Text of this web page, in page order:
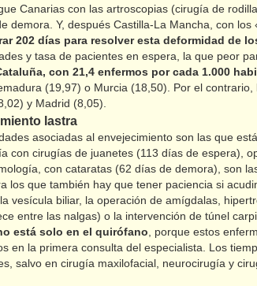
Canarias con las artroscopias (cirugía de
demora. Y, después Castilla-La Mancha, con los
202 días para resolver esta deformidad de
y tasa de pacientes en espera, la que peor
con 21,4 enfermos por cada 1.000
(19,97) o Murcia (18,50). Por el
y Madrid (8,05).
lastra
asociadas al envejecimiento son las que
con cirugías de juanetes (113 días de espera),
con cataratas (62 días de demora), son
los que también hay que tener paciencia si
vesícula biliar, la operación de amígdalas,
entre las nalgas) o la intervención de túnel
está solo en el quirófano , porque estos
en la primera consulta del especialista. Los
salvo en cirugía maxilofacial, neurocirugía y